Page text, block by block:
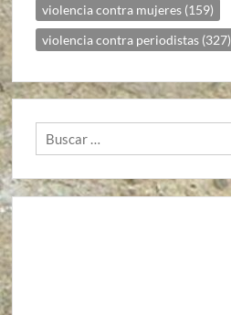
violencia contra mujeres (159)
violencia contra periodistas (327)